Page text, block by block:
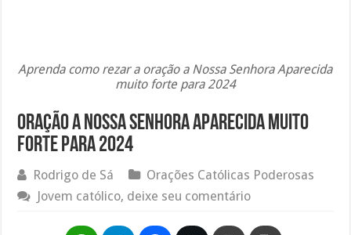
Aprenda como rezar a oração a Nossa Senhora Aparecida
muito forte para 2024
Oração a Nossa Senhora Aparecida muito
forte para 2024
Rodrigo de Sá
Orações Católicas Poderosas
Jovem católico, deixe seu comentário